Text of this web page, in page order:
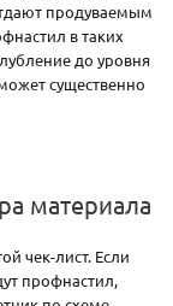
продуваемым
в таких
до уровня
существенно
материала
чек-лист. Если
профнастил,